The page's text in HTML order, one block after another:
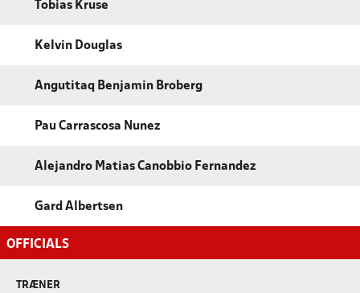
Tobias Kruse
Kelvin Douglas
Angutitaq Benjamin Broberg
Pau Carrascosa Nunez
Alejandro Matias Canobbio Fernandez
Gard Albertsen
OFFICIALS
TRÆNER